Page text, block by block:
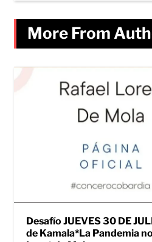
More From
Desafío JUEVES 30 DE
de Kamala*La Pandemia